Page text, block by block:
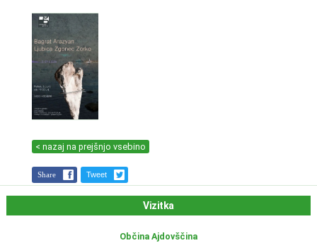
< nazaj na prejšnjo vsebino
Share Tweet
Vizitka
Občina Ajdovščina